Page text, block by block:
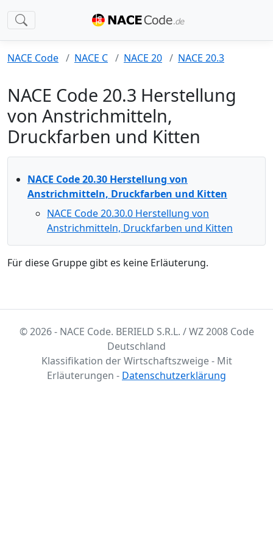
NACE Code NACE C NACE 20 NACE 20.3
NACE Code 20.3 Herstellung
von Anstrichmitteln,
Druckfarben und Kitten
NACE Code 20.30 Herstellung von
Anstrichmitteln, Druckfarben und Kitten
NACE Code 20.30.0 Herstellung von
Anstrichmitteln, Druckfarben und Kitten
Für diese Gruppe gibt es keine Erläuterung.
© 2026 - NACE Code. BERIELD S.R.L. / WZ 2008 Code
Deutschland
Klassifikation der Wirtschaftszweige - Mit
Erläuterungen - Datenschutzerklärung